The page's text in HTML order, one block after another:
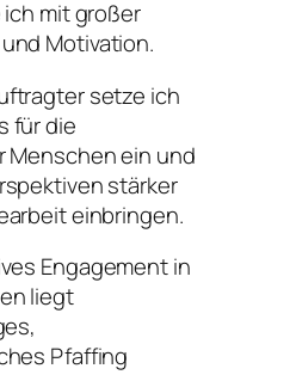
mit großer
Motivation.
setze ich
für die
Menschen ein und
stärker
einbringen.
Engagement in
liegt
Pfaffing